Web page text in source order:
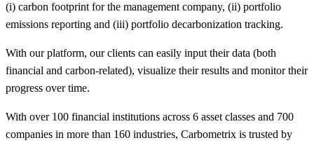
(i) carbon footprint for the management company, (ii) portfolio
emissions reporting and (iii) portfolio decarbonization tracking.
With our platform, our clients can easily input their data (both
financial and carbon-related), visualize their results and monitor their
progress over time.
With over 100 financial institutions across 6 asset classes and 700
companies in more than 160 industries, Carbometrix is trusted by